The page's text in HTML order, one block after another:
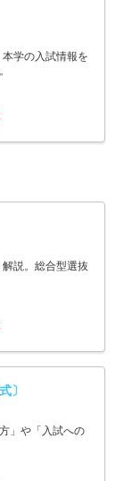
学の入試情報を
説。総合型選抜
〕
」や「入試への